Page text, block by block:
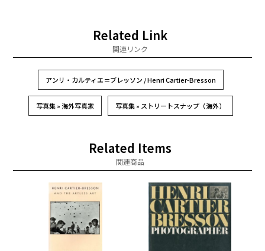
Related Link
関連リンク
アンリ・カルティエ＝ブレッソン / Henri Cartier-Bresson
写真集 » 海外写真家 写真集 » ストリートスナップ（海外）
Related Items
関連商品